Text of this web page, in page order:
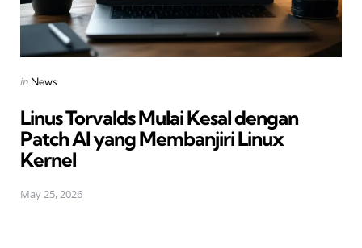
Posted
in News
Linus Torvalds Mulai Kesal dengan
Patch AI yang Membanjiri Linux
Kernel
May 25, 2026